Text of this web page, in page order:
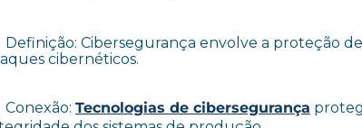
Definição: Cibersegurança envolve a proteção
cibernéticos.
Conexão: Tecnologias de cibersegurança